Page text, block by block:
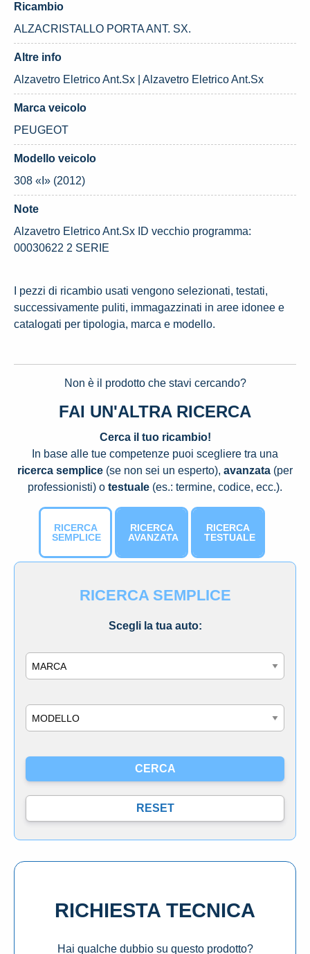
Ricambio
ALZACRISTALLO PORTA ANT. SX.
Altre info
Alzavetro Eletrico Ant.Sx | Alzavetro Eletrico Ant.Sx
Marca veicolo
PEUGEOT
Modello veicolo
308 «I» (2012)
Note
Alzavetro Eletrico Ant.Sx ID vecchio programma:
00030622 2 SERIE
I pezzi di ricambio usati vengono selezionati, testati,
successivamente puliti, immagazzinati in aree idonee e
catalogati per tipologia, marca e modello.
Non è il prodotto che stavi cercando?
FAI UN'ALTRA RICERCA
Cerca il tuo ricambio!
In base alle tue competenze puoi scegliere tra una
ricerca semplice (se non sei un esperto), avanzata (per
professionisti) o testuale (es.: termine, codice, ecc.).
RICERCA
SEMPLICE
RICERCA
AVANZATA
RICERCA
TESTUALE
RICERCA SEMPLICE
Scegli la tua auto:
RICHIESTA TECNICA
Hai qualche dubbio su questo prodotto?